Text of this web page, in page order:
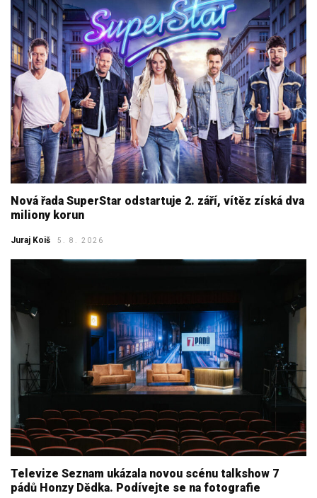
Nová řada SuperStar odstartuje 2. září, vítěz získá dva
miliony korun
Juraj Koiš 5. 8. 2026
Televize Seznam ukázala novou scénu talkshow 7
pádů Honzy Dědka. Podívejte se na fotografie